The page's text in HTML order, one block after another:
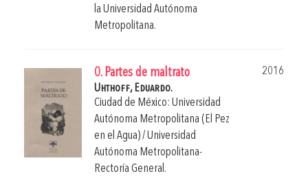
la Universidad Autónoma
Metropolitana.
0. Partes de maltrato
2016
Uhthoff, Eduardo.
Ciudad de México: Universidad
Autónoma Metropolitana (El Pez
en el Agua) / Universidad
Autónoma Metropolitana-
Rectoría General.